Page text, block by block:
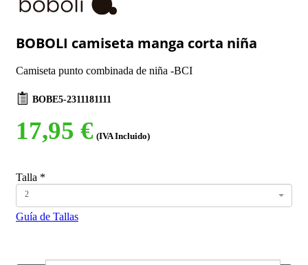
BOBOLI camiseta manga corta niña
Camiseta punto combinada de niña -BCI
BOBE5-2311181111
17,95 € (IVA Incluido)
Talla *
2
Guía de Tallas